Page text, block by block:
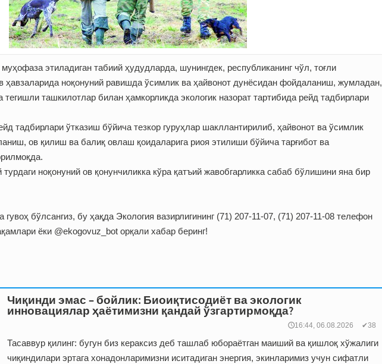
этиладиган табиий ҳудудларда, шунингдек, республиканинг чўл, тоғли
ҳавзаларида ноқонуний равишда ўсимлик ва ҳайвонот дунёсидан фойдаланиш, жумладан,
ташкилотлар билан ҳамкорликда экологик назорат тартибида рейд тадбирлари
тадбирлари ўтказиш бўйича тезкор гуруҳлар шакллантирилиб, ҳайвонот ва ўсимлик
ов қилиш ва балиқ овлаш қоидаларига риоя этилиши бўйича тарғибот ва
турдаги ноқонуний ов қонунчиликка кўра қатъий жавобгарликка сабаб бўлишини яна бир
гувоҳ бўлсангиз, бу ҳақда Экология вазирлигининг (71) 207-11-07, (71) 207-11-08 телефон
ёки @ekogovuz_bot орқали хабар беринг!
Чиқинди эмас – бойлик: Биоиқтисодиёт ва экологик
инновациялар ҳаётимизни қандай ўзгартирмоқда?
🕔16:44, 06.08.2026 ✔38
Тасаввур қилинг: бугун биз кераксиз деб ташлаб юбораётган маиший ва қиш­лоқ хўжалиги
чиқиндилари эртага хонадонларимизни иситадиган энергия, экинларимиз учун сифатли